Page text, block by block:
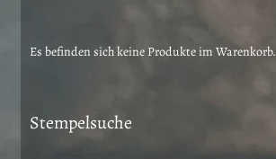
Es befinden sich keine Produkte im Warenkorb.
Stempelsuche